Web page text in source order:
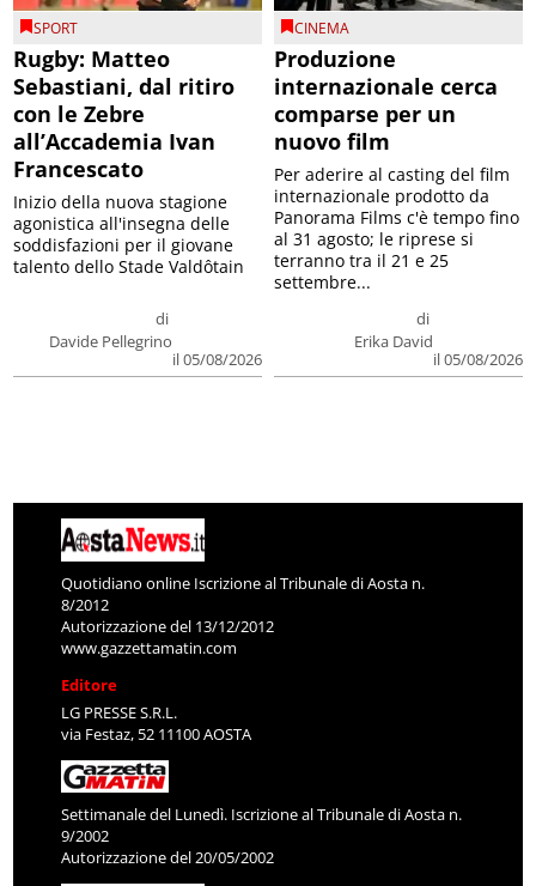
SPORT
Rugby: Matteo
Sebastiani, dal ritiro
con le Zebre
all’Accademia Ivan
Francescato
di
Davide Pellegrino
il 05/08/2026
Inizio della nuova stagione
agonistica all'insegna delle
soddisfazioni per il giovane
talento dello Stade Valdôtain
CINEMA
Produzione
internazionale cerca
comparse per un
nuovo film
di
Erika David
il 05/08/2026
Per aderire al casting del film
internazionale prodotto da
Panorama Films c'è tempo fino
al 31 agosto; le riprese si
terranno tra il 21 e 25
settembre...
Quotidiano online Iscrizione al Tribunale di Aosta n.
8/2012
Autorizzazione del 13/12/2012
www.gazzettamatin.com
Editore
LG PRESSE S.R.L.
via Festaz, 52 11100 AOSTA
Settimanale del Lunedì. Iscrizione al Tribunale di Aosta n.
9/2002
Autorizzazione del 20/05/2002